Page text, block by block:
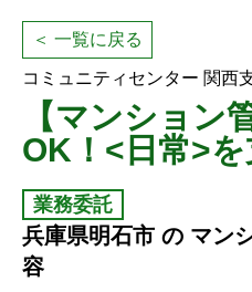
＜ 一覧に戻る
コミュニティセンター 関西
【マンション
OK！<日常>
業務委託
兵庫県明石市 の マン
容